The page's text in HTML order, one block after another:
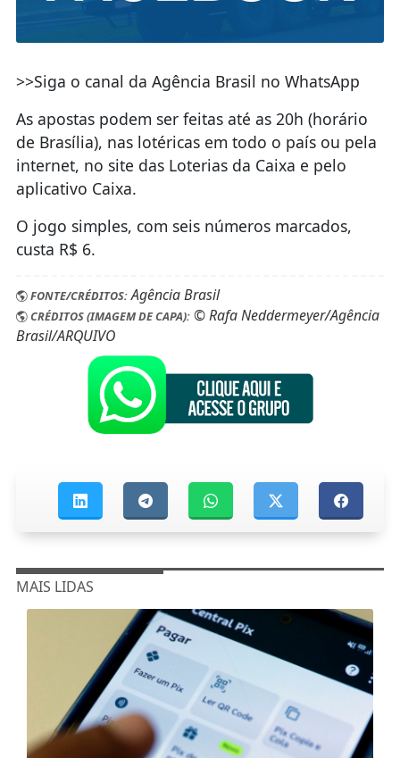
>>Siga o canal da Agência Brasil no WhatsApp
As apostas podem ser feitas até as 20h (horário
de Brasília), nas lotéricas em todo o país ou pela
internet, no site das Loterias da Caixa e pelo
aplicativo Caixa.
O jogo simples, com seis números marcados,
custa R$ 6.
FONTE/CRÉDITOS:Agência Brasil
CRÉDITOS (IMAGEM DE CAPA):© Rafa Neddermeyer/Agência
Brasil/ARQUIVO
MAIS LIDAS